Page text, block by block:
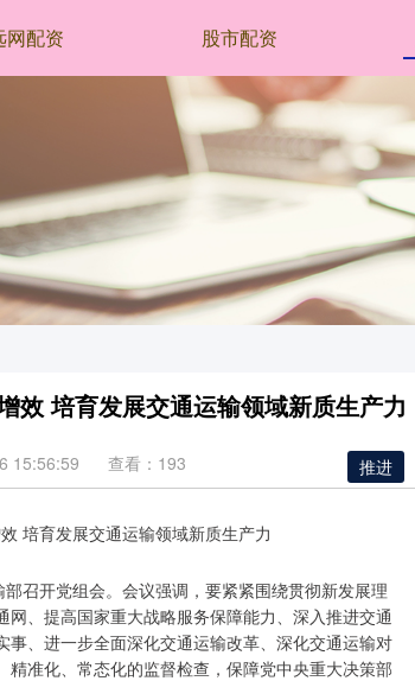
网配资 股市配资
效 培育发展交通运输领域新质生产力
推进
15:56:59 查看：193
开党组会。会议强调，要紧紧围绕贯彻新发展理
、提高国家重大战略服务保障能力、深入推进交通
、进一步全面深化交通运输改革、深化交通运输对
准化、常态化的监督检查，保障党中央重大决策部